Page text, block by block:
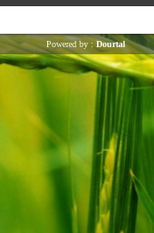
Powered by :Dourtal